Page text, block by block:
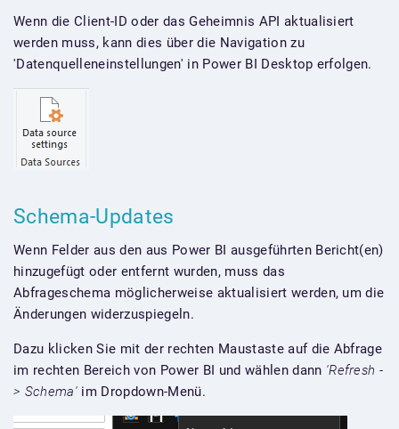
Wenn die Client-ID oder das Geheimnis API aktualisiert
werden muss, kann dies über die Navigation zu
'Datenquelleneinstellungen' in Power BI Desktop erfolgen.
Schema-Updates
Wenn Felder aus den aus Power BI ausgeführten Bericht(en)
hinzugefügt oder entfernt wurden, muss das
Abfrageschema möglicherweise aktualisiert werden, um die
Änderungen widerzuspiegeln.
Dazu klicken Sie mit der rechten Maustaste auf die Abfrage
im rechten Bereich von Power BI und wählen dann 'Refresh -
> Schema'im Dropdown-Menü.